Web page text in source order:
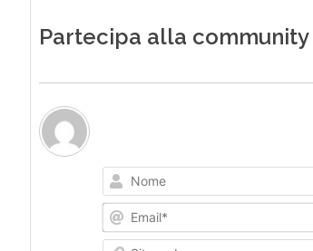
Partecipa alla community